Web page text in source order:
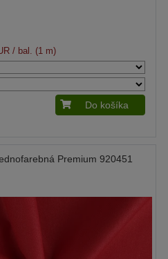
/ bal. (1 m)
Do košíka
Premium 920451